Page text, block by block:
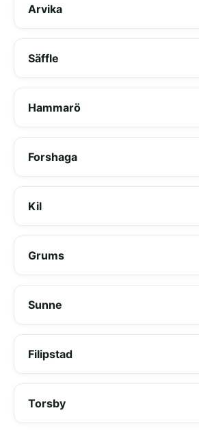
Arvika
Säffle
Hammarö
Forshaga
Kil
Grums
Sunne
Filipstad
Torsby